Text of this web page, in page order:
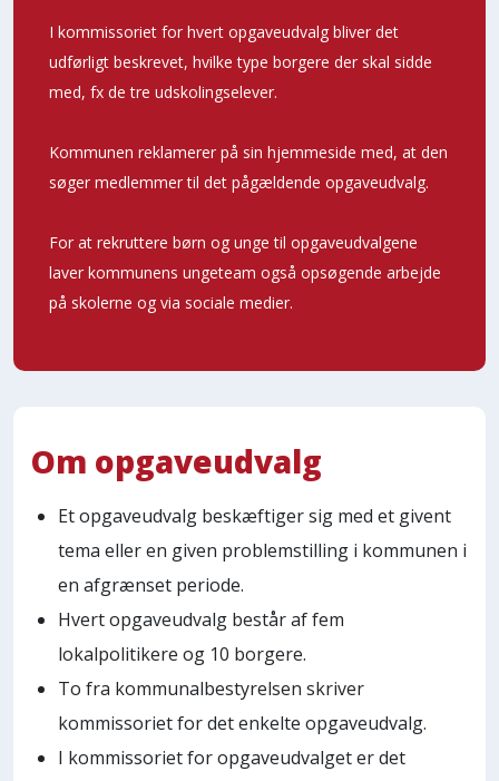
I kommissoriet for hvert opgaveudvalg bliver det
udførligt beskrevet, hvilke type borgere der skal sidde
med, fx de tre udskolingselever.
Kommunen reklamerer på sin hjemmeside med, at den
søger medlemmer til det pågældende opgaveudvalg.
For at rekruttere børn og unge til opgaveudvalgene
laver kommunens ungeteam også opsøgende arbejde
på skolerne og via sociale medier.
Om opgaveudvalg
Et opgaveudvalg beskæftiger sig med et givent
tema eller en given problemstilling i kommunen i
en afgrænset periode.
Hvert opgaveudvalg består af fem
lokalpolitikere og 10 borgere.
To fra kommunalbestyrelsen skriver
kommissoriet for det enkelte opgaveudvalg.
I kommissoriet for opgaveudvalget er det